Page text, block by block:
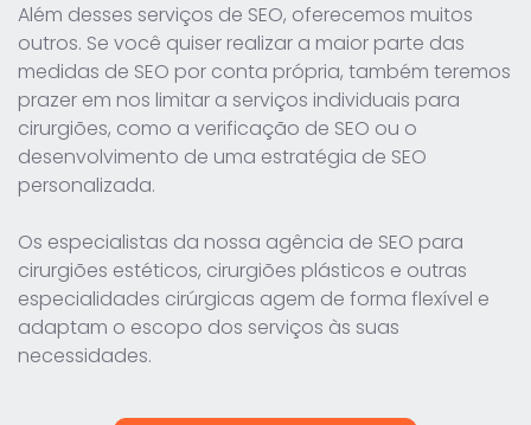
Além desses serviços de SEO, oferecemos muitos
outros. Se você quiser realizar a maior parte das
medidas de SEO por conta própria, também teremos
prazer em nos limitar a serviços individuais para
cirurgiões, como a verificação de SEO ou o
desenvolvimento de uma estratégia de SEO
personalizada.
Os especialistas da nossa agência de SEO para
cirurgiões estéticos, cirurgiões plásticos e outras
especialidades cirúrgicas agem de forma flexível e
adaptam o escopo dos serviços às suas
necessidades.